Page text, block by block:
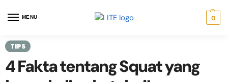
MENU 0
TIPS
4 Fakta tentang Squat yang